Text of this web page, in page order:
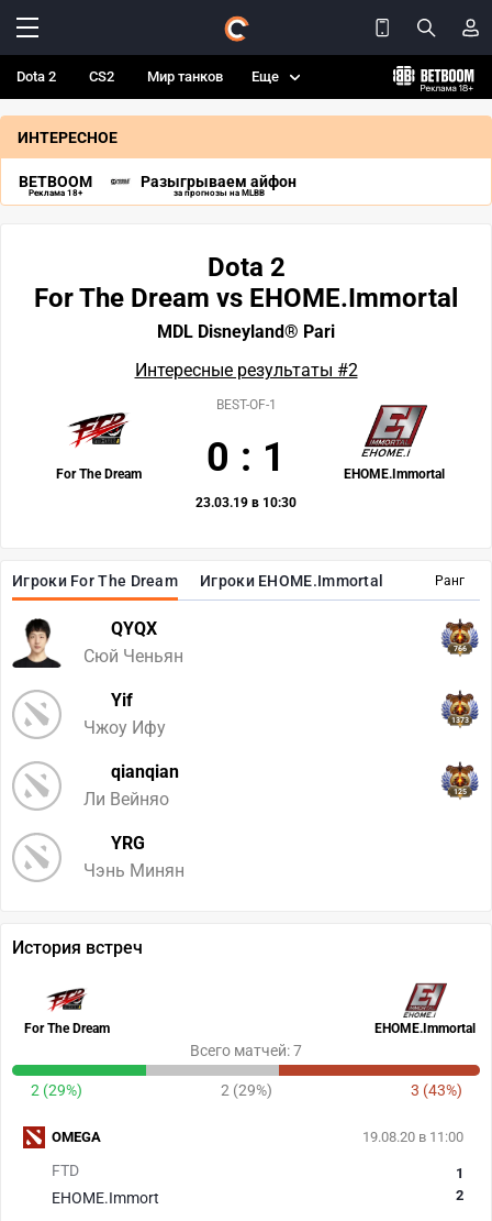
Dota 2 CS2 Мир танков Еще
ИНТЕРЕСНОЕ
BETBOOM
Реклама 18+
Разыгрываем айфон
за прогнозы на MLBB
Ранг
Игроки For The Dream Игроки EHOME.Immortal
QYQX
Сюй Ченьян
766
Yif
Чжоу Ифу
1373
qianqian
Ли Вейняо
125
YRG
Чэнь Минян
Dota 2
For The Dream vs EHOME.Immortal
MDL Disneyland® Pari
Интересные результаты #2
For The Dream EHOME.Immortal
BEST-OF-1
0 : 1
23.03.19 в 10:30
История встреч
For The Dream EHOME.Immortal
Всего матчей: 7
2 (29%) 2 (29%) 3 (43%)
19.08.20 в 11:00
FTD
EHOME.Immort
1
2
OMEGA